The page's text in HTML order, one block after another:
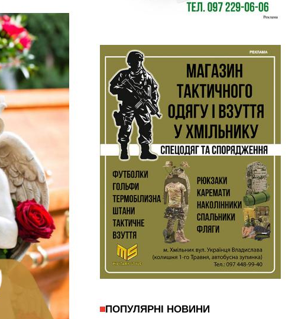
ПОПУЛЯРНІ НОВИНИ